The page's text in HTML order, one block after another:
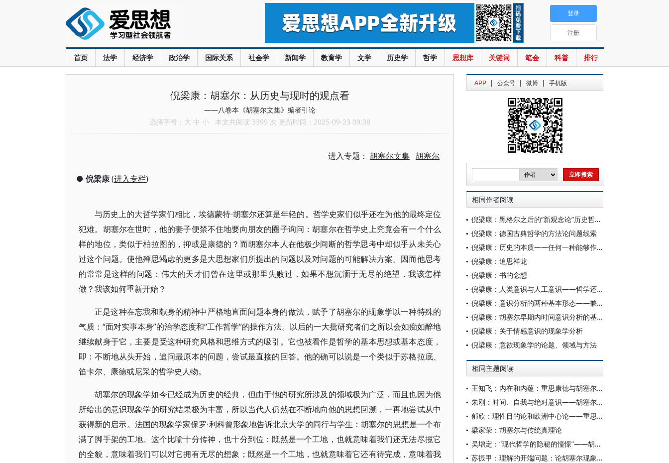
首页 法学 经济学 政治学 国际关系 社会学 新闻学 教育学 文学 历史学 哲学 思想库 关键词 笔会 科普 排行
登录
注册
倪梁康：胡塞尔：从历史与现时的观点看
——八卷本《胡塞尔文集》编者引论
选择字号： 大 中 小 本文共阅读 3399 次 更新时间：2025-09-23 09:38
进入专题： 胡塞尔文集 胡塞尔
● 倪梁康(进入专栏)
与历史上的大哲学家们相比，埃德蒙特·胡塞尔还算是年轻的。哲学史家们似乎还在为他的最终定位
犯难。胡塞尔在世时，他的妻子便禁不住地要向朋友的圈子询问：胡塞尔在哲学史上究竟会有一个什么
样的地位，类似于柏拉图的，抑或是康德的？而胡塞尔本人在他极少间断的哲学思考中却似乎从未关心
过这个问题。使他殚思竭虑的更多是大思想家们所提出的问题以及对问题的可能解决方案。因而他思考
的常常是这样的问题：伟大的天才们曾在这里或那里失败过，如果不想沉湎于无尽的绝望，我该怎样
做？我该如何重新开始？
正是这种在忘我和献身的精神中严格地直面问题本身的做法，赋予了胡塞尔的现象学以一种特殊的
气质：“面对实事本身”的治学态度和“工作哲学”的操作方法。以后的一大批研究者们之所以会如痴如醉地
继续献身于它，主要是受这种研究风格和思维方式的吸引。它也被看作是哲学的基本思想或基本态度，
即：不断地从头开始，追问最原本的问题，尝试最直接的回答。他的确可以说是一个类似于苏格拉底、
笛卡尔、康德或尼采的哲学史人物。
胡塞尔的现象学如今已经成为历史的经典，但由于他的研究所涉及的领域极为广泛，而且也因为他
所给出的意识现象学的研究结果极为丰富，所以当代人仍然在不断地向他的思想回溯，一再地尝试从中
获得新的启示。法国的现象学家保罗·利科曾形象地告诉北京大学的同行与学生：胡塞尔的思想是一个布
满了脚手架的工地。这个比喻十分传神，也十分到位：既然是一个工地，也就意味着我们还无法尽揽它
的全貌，意味着我们可以对它拥有无尽的想象；既然是一个工地，也就意味着它还有待完成，意味着我
APP | 公众号 | 微博 | 手机版
相同作者阅读
倪梁康：黑格尔之后的“新观念论”历史哲学：新黑格尔主义
倪梁康：德国古典哲学的方法论问题线索
倪梁康：历史的本质——任何一种能够作为严格科学出现的未来历史现象学导引
倪梁康：追思祥龙
倪梁康：书的念想
倪梁康：人类意识与人工意识——哲学还能说些什么？
倪梁康：意识分析的两种基本形态——兼论通向超越论—发生现象学的莱布尼茨道路
倪梁康：胡塞尔早期内时间意识分析的基本进路
倪梁康：关于情感意识的现象学分析
倪梁康：意欲现象学的论题、领域与方法
相同主题阅读
王知飞：内在和内蕴：重思康德与胡塞尔超越论之差别
朱刚：时间、自我与绝对意识——胡塞尔现象学中的时间与本原
郁欣：理性目的论和欧洲中心论——重思胡塞尔的欧洲中心论问题
梁家荣：胡塞尔与传统真理论
吴增定：“现代哲学的隐秘的憧憬”——胡塞尔的先验现象学与现代启蒙
苏振甲：理解的开端问题：论胡塞尔现象学中“悬置”的意义